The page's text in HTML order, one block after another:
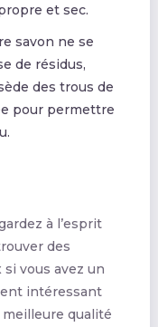
et sec.
savon ne se
de résidus,
des trous de
pour permettre
à l’esprit
des
vous avez un
intéressant
qualité